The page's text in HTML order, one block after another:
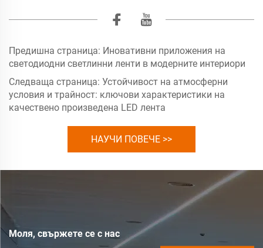
Предишна страница: Иновативни приложения на
светодиодни светлинни ленти в модерните интериори
Следваща страница: Устойчивост на атмосферни
условия и трайност: ключови характеристики на
качествено произведена LED лента
НАУЧИ ПОВЕЧЕ >>
Моля, свържете се с нас